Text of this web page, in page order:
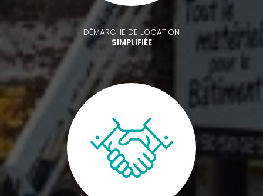
DÉMARCHE DE LOCATION
SIMPLIFIÉE